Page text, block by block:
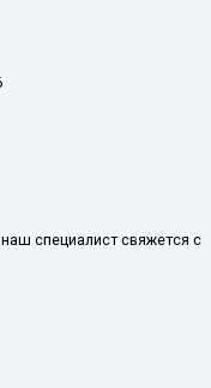
специалист свяжется с